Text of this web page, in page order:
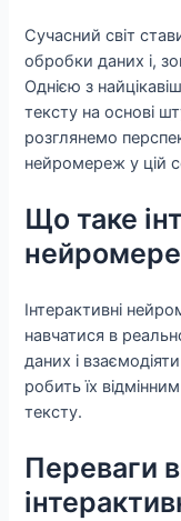
Сучасний світ
обробки даних і,
Однією з
тексту на основі
розглянемо
нейромереж у цій
Що таке
Інтерактивні
навчатися в
даних і
робить їх
тексту.
Переваги